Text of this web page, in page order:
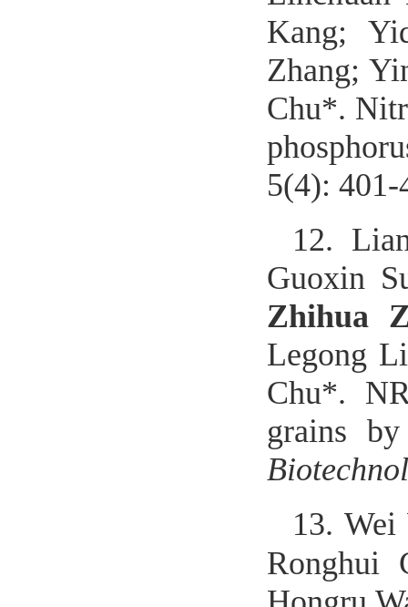
Kang;
Zhang;
Chu*.
5(4): 401-
12.
Guoxin
Zhihua
Legong
Chu*.
grains
13. Wei
Ronghui